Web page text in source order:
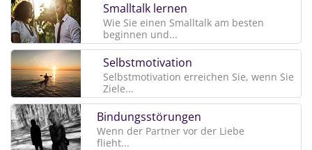
Smalltalk lernen
Wie Sie einen Smalltalk am besten
beginnen und...
Selbstmotivation
Selbstmotivation erreichen Sie, wenn Sie
Ziele...
Bindungsstörungen
Wenn der Partner vor der Liebe
flieht...